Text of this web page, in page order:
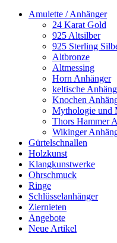
Amulette / Anhänger
24 Karat Gold
925 Altsilber
925 Sterling
Altbronze
Altmessing
Horn Anhänger
keltische
Knochen
Mythologie und
Thors Hammer
Wikinger
Gürtelschnallen
Holzkunst
Klangkunstwerke
Ohrschmuck
Ringe
Schlüsselanhänger
Ziernieten
Angebote
Neue Artikel